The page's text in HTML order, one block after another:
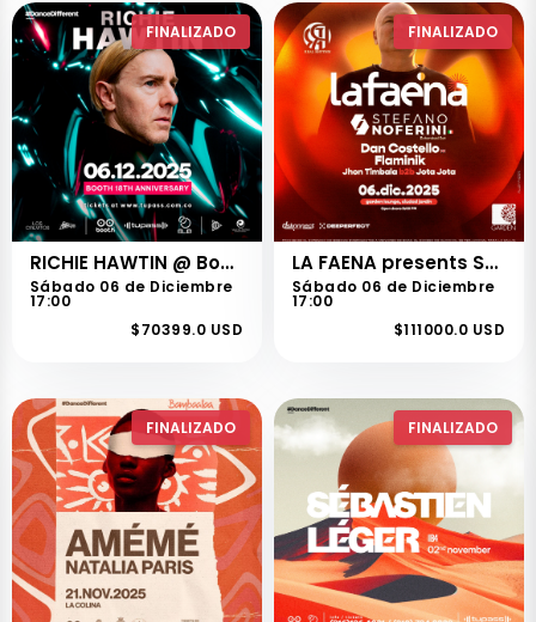
FINALIZADO
RICHIE HAWTIN @ Booth 18th Anniversary
Sábado 06 de Diciembre
17:00
$70399.0 USD
FINALIZADO
LA FAENA presents STEFANO NOFERINI
Sábado 06 de Diciembre
17:00
$111000.0 USD
FINALIZADO FINALIZADO